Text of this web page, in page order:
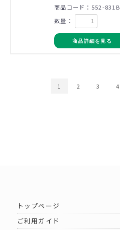
商品コード：552-831B
数量：
商品詳細を見る
1 2 3 4
トップページ
ご利用ガイド